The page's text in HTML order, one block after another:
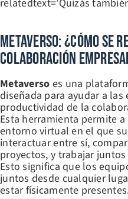
relatedtext=’Quizás
Metaverso: ¿Cómo Se
Colaboración
Metaverso es una
diseñada para ayudar a
productividad de la
Esta herramienta permite
entorno virtual en el que
interactuar entre sí,
proyectos, y trabajar
Esto significa que los
juntos desde cualquier
estar físicamente